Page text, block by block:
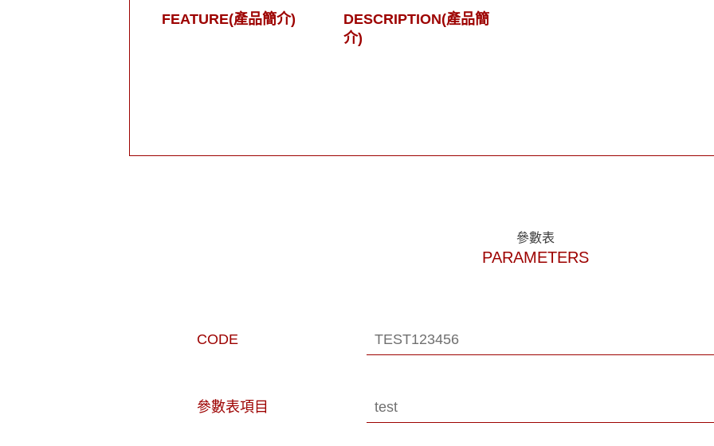
FEATURE(產品簡介)
DESCRIPTION(產品簡
介)
參數表
PARAMETERS
CODE TEST123456
參數表項目 test